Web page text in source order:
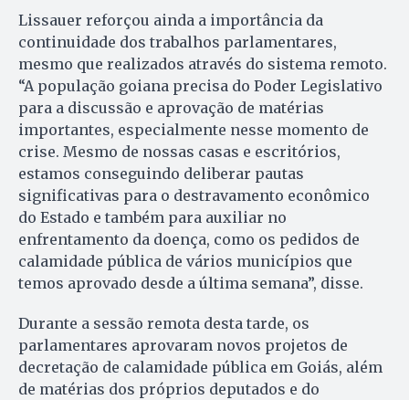
Lissauer reforçou ainda a importância da
continuidade dos trabalhos parlamentares,
mesmo que realizados através do sistema remoto.
“A população goiana precisa do Poder Legislativo
para a discussão e aprovação de matérias
importantes, especialmente nesse momento de
crise. Mesmo de nossas casas e escritórios,
estamos conseguindo deliberar pautas
significativas para o destravamento econômico
do Estado e também para auxiliar no
enfrentamento da doença, como os pedidos de
calamidade pública de vários municípios que
temos aprovado desde a última semana”, disse.
Durante a sessão remota desta tarde, os
parlamentares aprovaram novos projetos de
decretação de calamidade pública em Goiás, além
de matérias dos próprios deputados e do